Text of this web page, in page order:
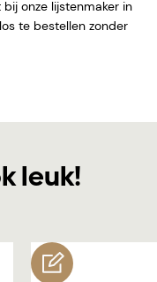
onze lijstenmaker in
te bestellen zonder
leuk!